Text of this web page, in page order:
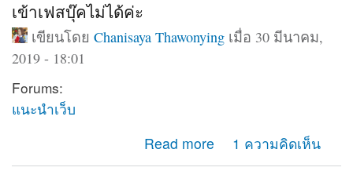
เข้าเฟสบุ๊คไม่ได้ค่ะ
เขียนโดย Chanisaya Thawonying เมื่อ 30 มีนาคม,
2019 - 18:01
Forums:
แนะนำเว็บ
Read more
about เข้าเฟสบุ๊คไม่ได้ค่ะ 1 ความคิดเห็น